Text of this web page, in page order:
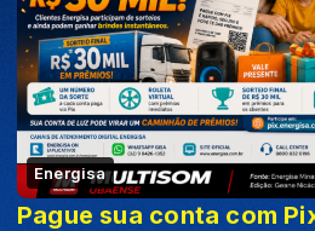
Energisa
Pague sua conta com